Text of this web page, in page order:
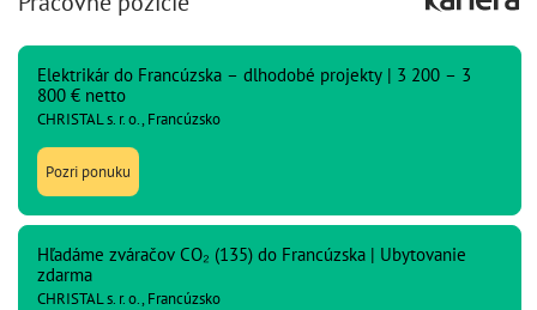
Elektrikár do Francúzska – dlhodobé projekty | 3 200 – 3
800 € netto
CHRISTAL s. r. o., Francúzsko
Pozri ponuku
Hľadáme zváračov CO₂ (135) do Francúzska | Ubytovanie
zdarma
CHRISTAL s. r. o., Francúzsko